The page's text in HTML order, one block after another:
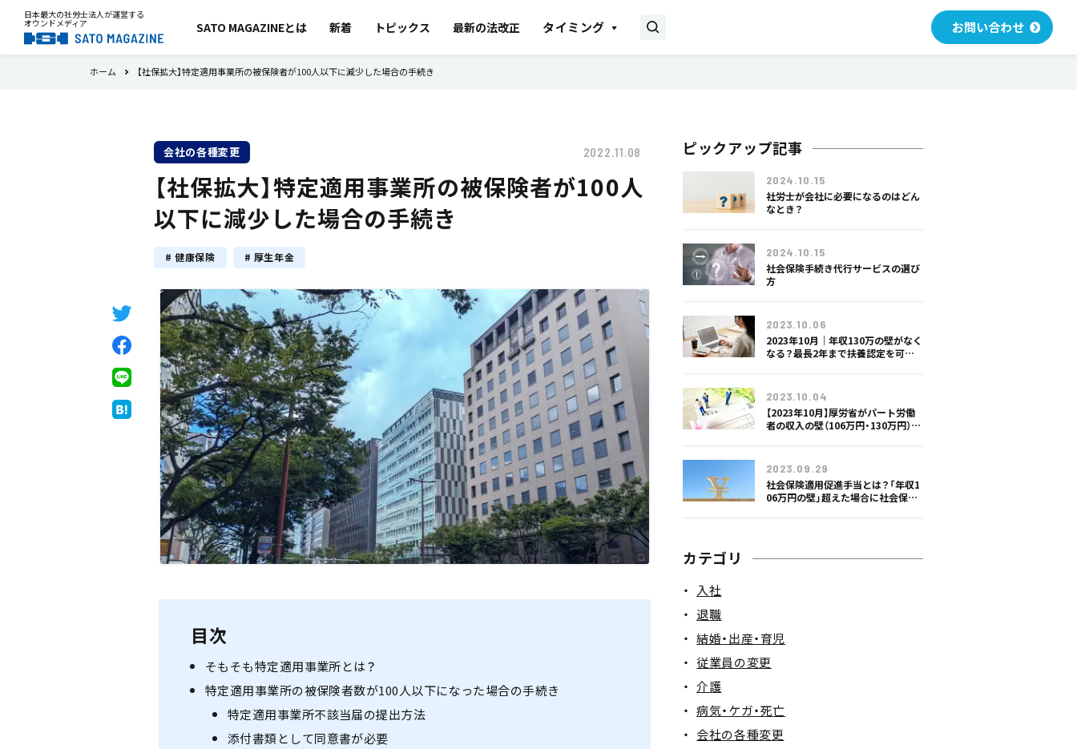
日本最大の社労士法人が運営する
オウンドメディア SATO MAGAZINEとは 新着 トピックス 最新の法改正 タイミング お問い合わせ
キーワード
相談・顧問契約
社労士
労働時間
書式・書き方 就業規則 産休
36協定
事業所 会社設立 労災保険
雇用保険
厚生年金
ホーム 【社保拡大】特定適用事業所の被保険者が100人以下に減少した場合の手続き
会社の各種変更 2022.11.08
【社保拡大】特定適用事業所の被保険者が100人
以下に減少した場合の手続き
健康保険 厚生年金
目次
そもそも特定適用事業所とは？
特定適用事業所の被保険者数が100人以下になった場合の手続き
特定適用事業所不該当届の提出方法
添付書類として同意書が必要
ピックアップ記事
2024.10.15
社労士が会社に必要になるのはどん
なとき？
2024.10.15
社会保険手続き代行サービスの選び
方
2023.10.06
2023年10月｜年収130万の壁がなく
なる？最長2年まで扶養認定を可能
2023.10.04
【2023年10月】厚労省がパート労働
者の収入の壁（106万円・130万円）対
2023.09.29
社会保険適用促進手当とは？「年収1
06万円の壁」超えた場合に社会保険
カテゴリ
入社
退職
結婚・出産・育児
従業員の変更
介護
病気・ケガ・死亡
会社の各種変更